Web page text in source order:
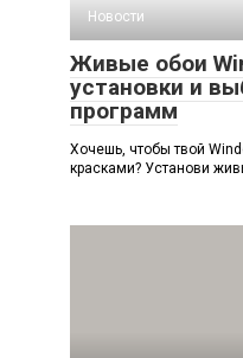
Новости
Живые обои
установки и
программ
Хочешь, чтобы твой
красками? Установи